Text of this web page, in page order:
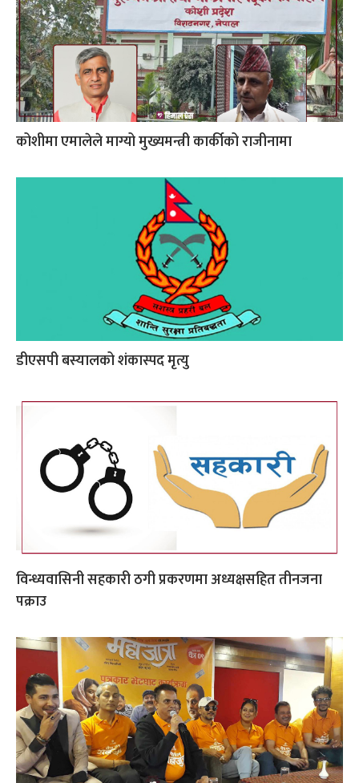
कोशीमा एमालेले माग्यो मुख्यमन्त्री कार्कीको राजीनामा
डीएसपी बस्यालको शंकास्पद मृत्यु
विन्ध्यवासिनी सहकारी ठगी प्रकरणमा अध्यक्षसहित तीनजना
पक्राउ